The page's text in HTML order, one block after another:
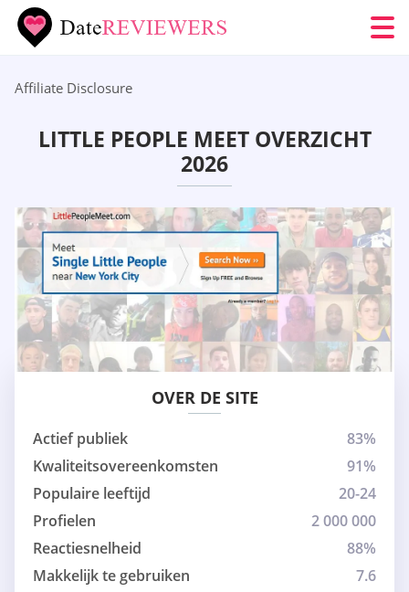
Affiliate Disclosure
LITTLE PEOPLE MEET OVERZICHT
2026
OVER DE SITE
Actief publiek
83%
Kwaliteitsovereenkomsten
91%
Populaire leeftijd
20-24
Profielen
2 000 000
Reactiesnelheid
88%
Makkelijk te gebruiken
7.6